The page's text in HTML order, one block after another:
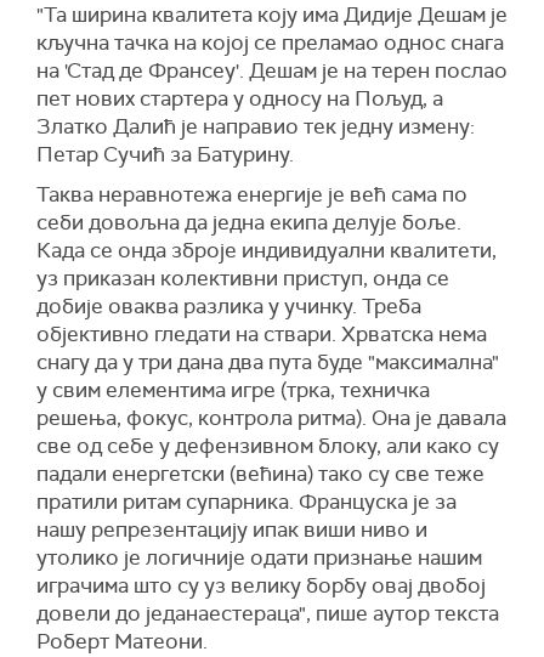
"Та ширина квалитета коју има Дидије Дешам је
кључна тачка на којој се преламао однос снага
на 'Стад де Франсеу'. Дешам је на терен послао
пет нових стартера у односу на Пољуд, а
Златко Далић је направио тек једну измену:
Петар Сучић за Батурину.
Таква неравнотежа енергије је већ сама по
себи довољна да једна екипа делује боље.
Када се онда зброје индивидуални квалитети,
уз приказан колективни приступ, онда се
добије оваква разлика у учинку. Треба
објективно гледати на ствари. Хрватска нема
снагу да у три дана два пута буде "максимална"
у свим елементима игре (трка, техничка
решења, фокус, контрола ритма). Она је давала
све од себе у дефензивном блоку, али како су
падали енергетски (већина) тако су све теже
пратили ритам супарника. Француска је за
нашу репрезентацију ипак виши ниво и
утолико је логичније одати признање нашим
играчима што су уз велику борбу овај двобој
довели до једанаестераца", пише аутор текста
Роберт Матеони.